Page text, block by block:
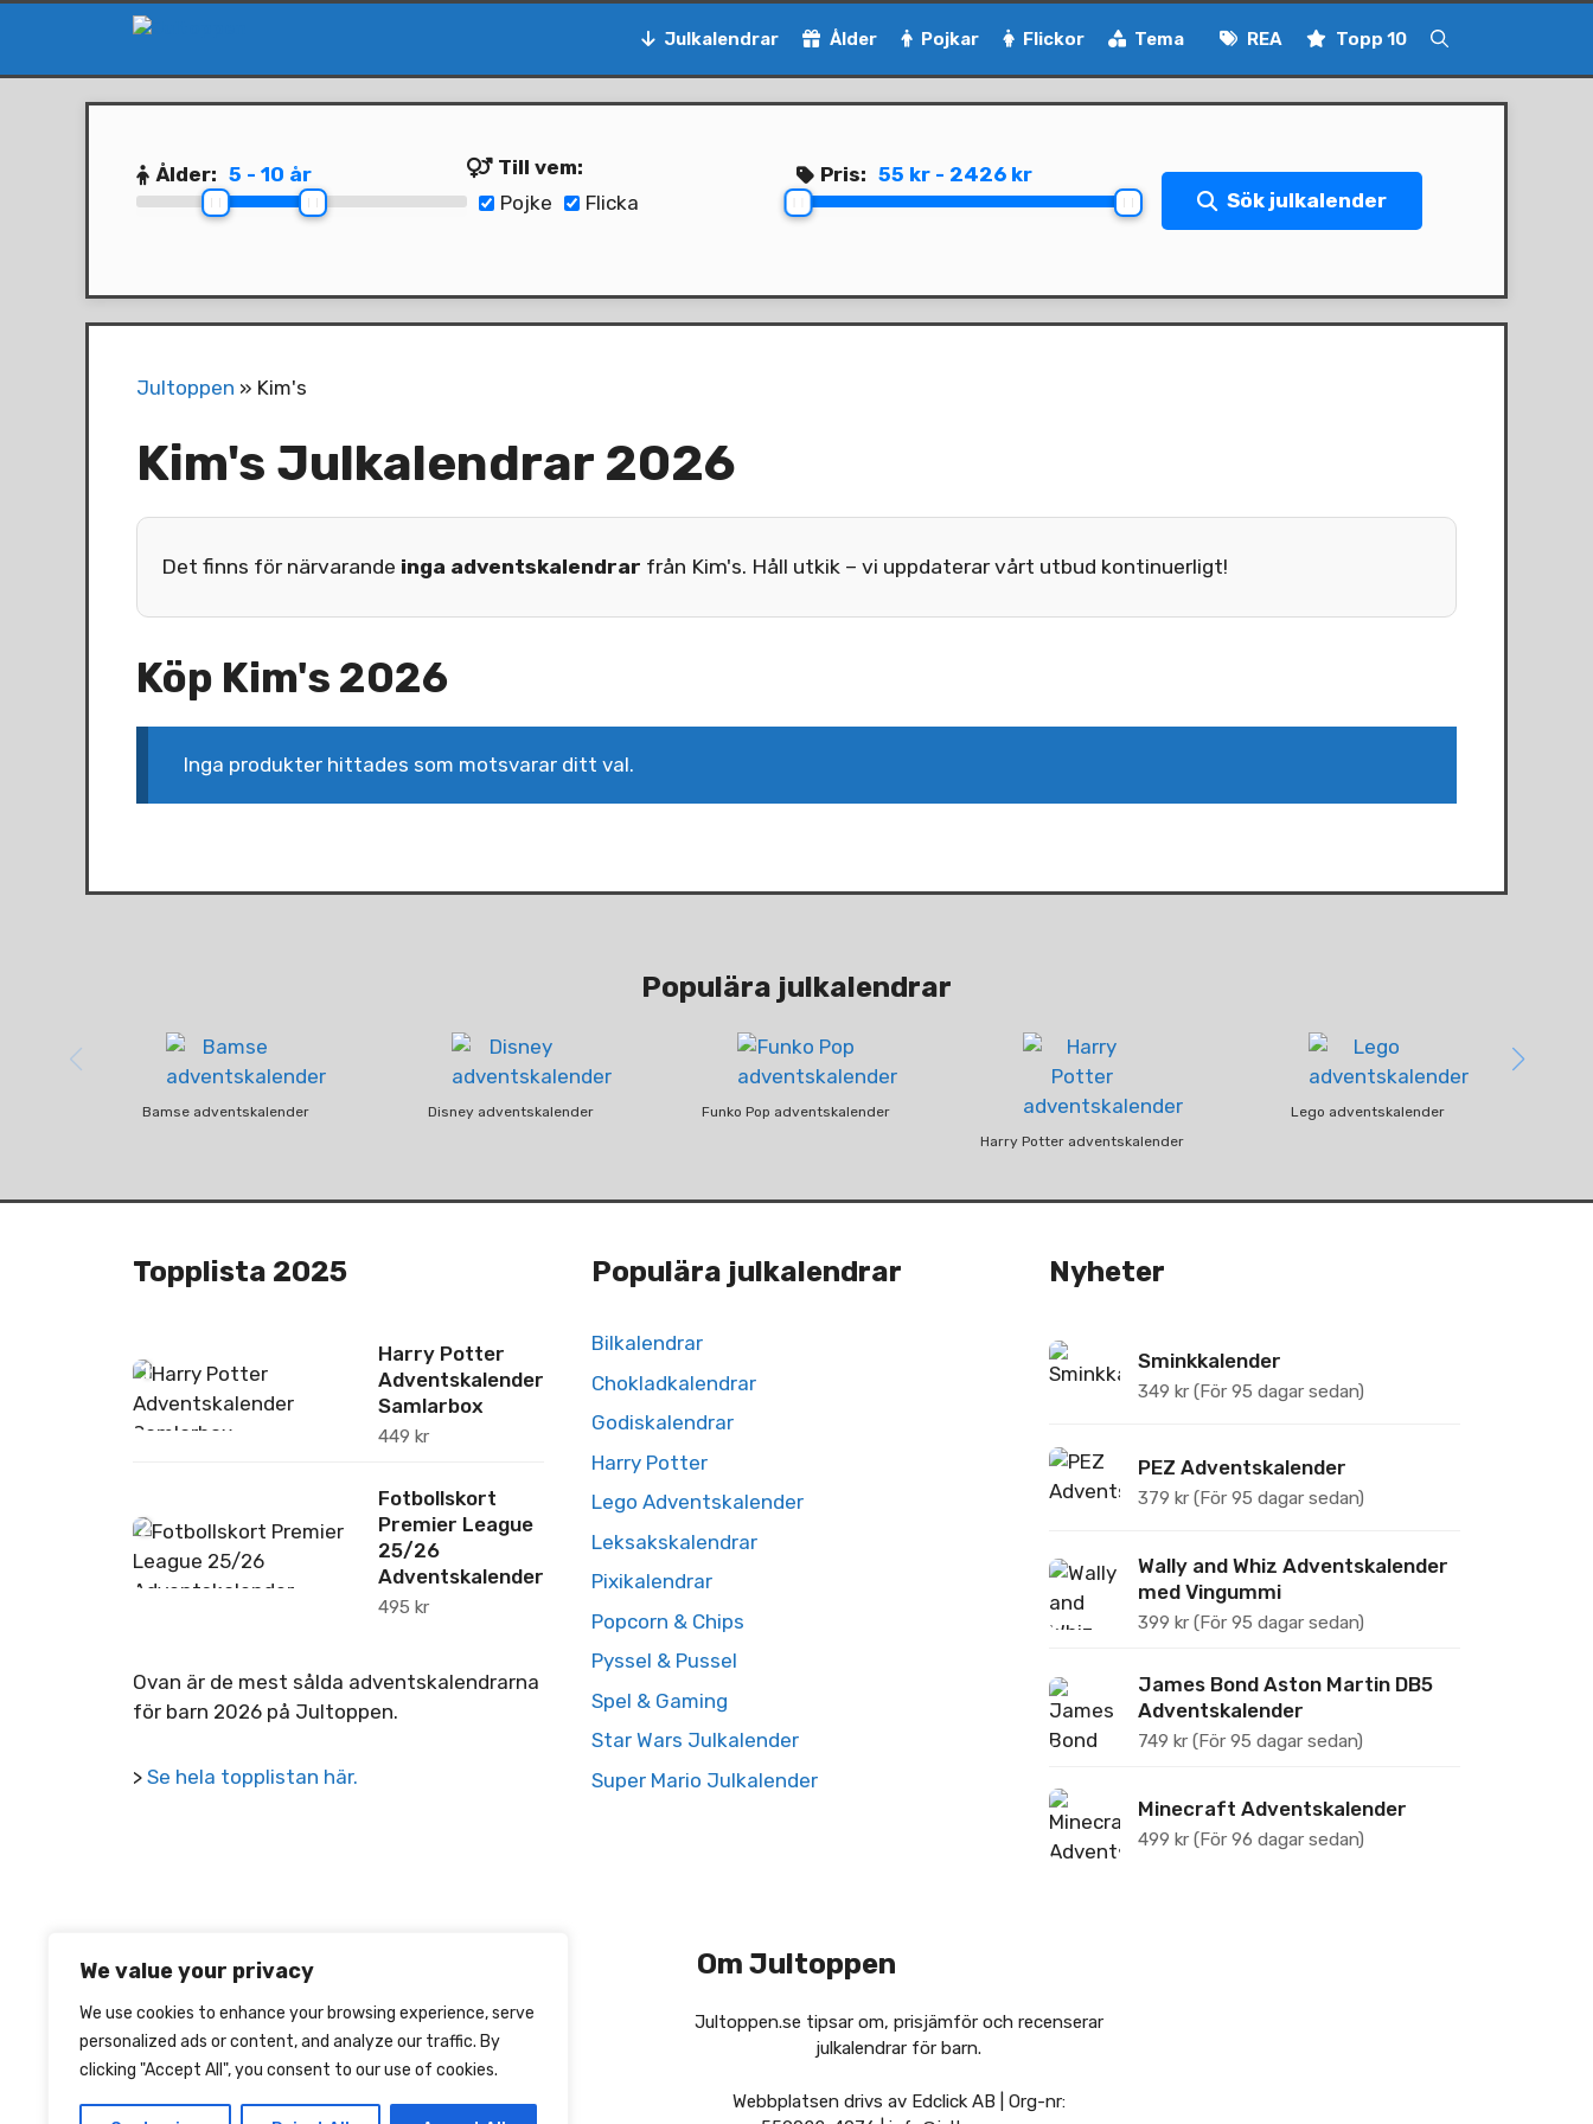
We value your privacy
We use cookies to enhance your browsing experience, serve
personalized ads or content, and analyze our traffic. By
clicking "Accept All", you consent to our use of cookies.
innehåll
Julkalendrar Ålder Pojkar Flickor Tema REA Topp 10
Ålder: 5 - 10 år
Till vem:
Pojke
Flicka
Pris: 55 kr - 2426 kr
Sök julkalender
Jultoppen » Kim's
Kim's Julkalendrar 2026
Det finns för närvarande inga adventskalendrar från Kim's. Håll utkik – vi uppdaterar vårt utbud kontinuerligt!
Köp Kim's 2026
Inga produkter hittades som motsvarar ditt val.
Populära julkalendrar
Bamse adventskalender Disney adventskalender
Funko Pop adventskalender
Harry Potter adventskalender
Lego adventskalender
Topplista 2025
1
Harry Potter
Adventskalender
Samlarbox
449 kr
2
Fotbollskort
Premier League
25/26
Adventskalender
495 kr
Ovan är de mest sålda adventskalendrarna
för barn 2026 på Jultoppen.
> Se hela topplistan här.
Populära julkalendrar
Bilkalendrar
Chokladkalendrar
Godiskalendrar
Harry Potter
Lego Adventskalender
Leksakskalendrar
Pixikalendrar
Popcorn & Chips
Pyssel & Pussel
Spel & Gaming
Star Wars Julkalender
Super Mario Julkalender
Nyheter
Sminkkalender
349kr (För 95 dagar sedan)
PEZ Adventskalender
379kr (För 95 dagar sedan)
Wally and Whiz Adventskalender
med Vingummi
399kr (För 95 dagar sedan)
James Bond Aston Martin DB5
Adventskalender
749kr (För 95 dagar sedan)
Minecraft Adventskalender
499kr (För 96 dagar sedan)
Om Jultoppen
Jultoppen.se tipsar om, prisjämför och recenserar
julkalendrar för barn.
Webbplatsen drivs av Edclick AB | Org-nr: